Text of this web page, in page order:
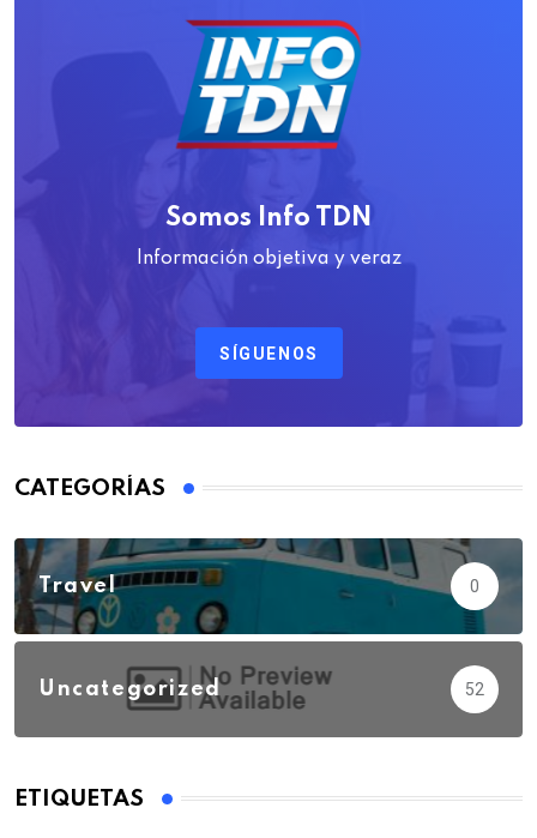
Somos Info TDN
Información objetiva y veraz
SÍGUENOS
CATEGORÍAS
Travel 0
Uncategorized 52
ETIQUETAS